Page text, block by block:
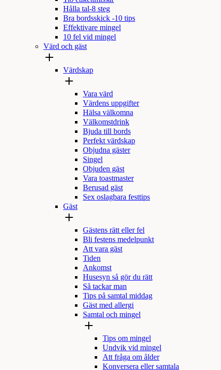
Hålla tal-8 steg
Bra bordsskick -10 tips
Effektivare mingel
10 fel vid mingel
Värd och gäst
Värdskap
Vara värd
Värdens uppgifter
Hälsa välkomna
Välkomstdrink
Bjuda till bords
Perfekt värdskap
Objudna gäster
Singel
Objuden gäst
Vara toastmaster
Berusad gäst
Sex oslagbara festtips
Gäst
Gästens rätt eller fel
Bli festens medelpunkt
Att vara gäst
Tiden
Ankomst
Husesyn så gör du rätt
Så tackar man
Tips på samtal middag
Gäst med allergi
Samtal och mingel
Tips om mingel
Undvik vid mingel
Att fråga om ålder
Konversera eller samtala